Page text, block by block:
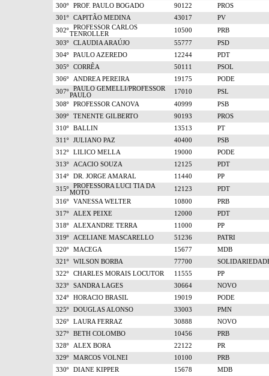
300º
PROF. PAULO BOGADO 90122
PROS
301º
CAPITÃO MEDINA 43017
PV
302º
PROFESSOR CARLOS
TENROLLER
10500
PRB
303º
CLAUDIA ARAÚJO 55777
PSD
304º
PAULO AZEREDO 12244
PDT
305º
CORRÊA 50111
PSOL
306º
ANDREA PEREIRA 19175
PODE
307º
PAULO GEMELLI/PROFESSOR
PAULO
17010
PSL
308º
PROFESSOR CANOVA 40999
PSB
309º
TENENTE GILBERTO 90193
PROS
310º
BALLIN 13513
PT
311º
JULIANO PAZ 40400
PSB
312º
LILICO MELLA 19000
PODE
313º
ACACIO SOUZA 12125
PDT
314º
DR. JORGE AMARAL 11440
PP
315º
PROFESSORA LUCI TIA DA
MOTO
12123
PDT
316º
VANESSA WELTER 10800
PRB
317º
ALEX PEIXE 12000
PDT
318º
ALEXANDRE TERRA 11000
PP
319º
ACELIANE MASCARELLO 51236
PATRI
320º
MACEGA 15677
MDB
321º
WILSON BORBA 77700
322º
CHARLES MORAIS LOCUTOR 11555
PP
323º
SANDRA LAGES 30664
NOVO
324º
HORACIO BRASIL 19019
PODE
325º
DOUGLAS ALONSO 33003
PMN
326º
LAURA FERRAZ 30888
NOVO
327º
BETH COLOMBO 10456
PRB
328º
ALEX BORA 22122
PR
329º
MARCOS VOLNEI 10100
PRB
330º
DIANE KIPPER 15678
MDB